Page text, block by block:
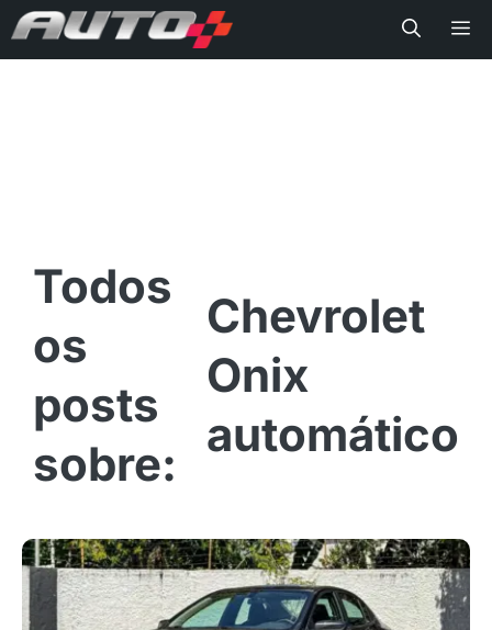
Chevrolet
Onix
automático